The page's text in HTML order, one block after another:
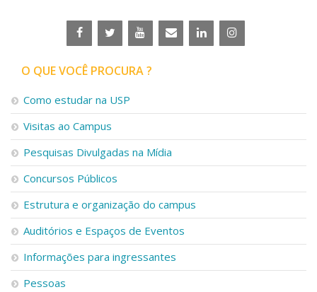
Iniciação Científica
Transferência de Tecnologia
Extensão à Comunidade
Projetos, Programas e Cursos
Artes, Cultura e Esportes
Museus e Espaços Interativos
Serviços
Bibliotecas
Apoio ao Estudante
Segurança, Trânsito e Prevenção
RH, Administrativo e Financeiro
Outros serviços
Comunicação
Assessorias e Mídias
Aplicativos e Sites
O QUE VOCÊ PROCURA ?
Como estudar na USP
Visitas ao Campus
Pesquisas Divulgadas na Mídia
Concursos Públicos
Estrutura e organização do campus
Auditórios e Espaços de Eventos
Informações para ingressantes
Pessoas